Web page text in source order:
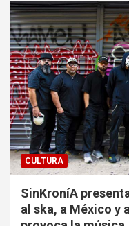
CULTURA
SinKroníA
al ska, a México y